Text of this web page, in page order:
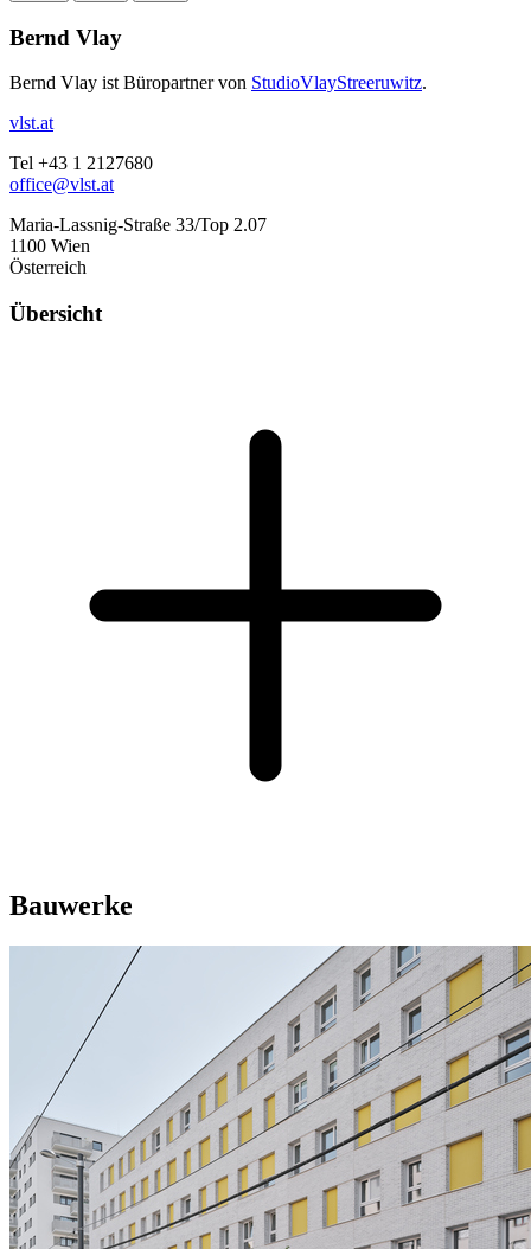
Bernd Vlay
Bernd Vlay ist Büropartner von StudioVlayStreeruwitz.
vlst.at
Tel +43 1 2127680
office@vlst.at
Maria-Lassnig-Straße 33/Top 2.07
1100 Wien
Österreich
Übersicht
Bauwerke